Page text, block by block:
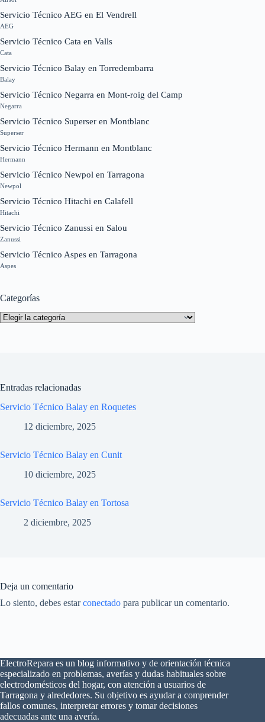
Servicio Técnico AEG en El Vendrell
AEG
Servicio Técnico Cata en Valls
Cata
Servicio Técnico Balay en Torredembarra
Balay
Servicio Técnico Negarra en Mont-roig del Camp
Negarra
Servicio Técnico Superser en Montblanc
Superser
Servicio Técnico Hermann en Montblanc
Hermann
Servicio Técnico Newpol en Tarragona
Newpol
Servicio Técnico Hitachi en Calafell
Hitachi
Servicio Técnico Zanussi en Salou
Zanussi
Servicio Técnico Aspes en Tarragona
Aspes
Categorías
Categorías
Entradas relacionadas
Servicio Técnico Balay en Roquetes
12 diciembre, 2025
Servicio Técnico Balay en Cunit
10 diciembre, 2025
Servicio Técnico Balay en Tortosa
2 diciembre, 2025
Deja un comentario
Lo siento, debes estarconectado para publicar un comentario.
ElectroRepara es un blog informativo y de orientación técnica
especializado en problemas, averías y dudas habituales sobre
electrodomésticos del hogar, con atención a usuarios de
Tarragona y alrededores. Su objetivo es ayudar a comprender
fallos comunes, interpretar errores y tomar decisiones
adecuadas ante una avería.